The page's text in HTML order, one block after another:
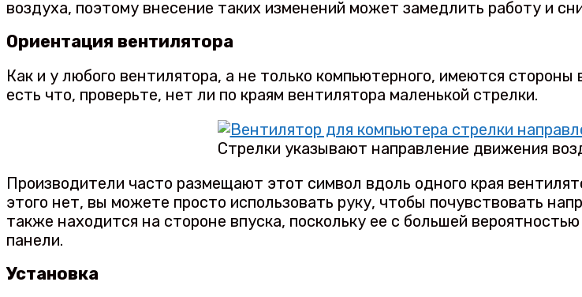
воздуха, поэтому внесение таких изменений может замедлить работу и
Ориентация вентилятора
Как и у любого вентилятора, а не только компьютерного, имеются
есть что, проверьте, нет ли по краям вентилятора маленькой стрелки.
Стрелки указывают направление движения
Производители часто размещают этот символ вдоль одного края
этого нет, вы можете просто использовать руку, чтобы почувствовать
также находится на стороне впуска, поскольку ее с большей
панели.
Установка